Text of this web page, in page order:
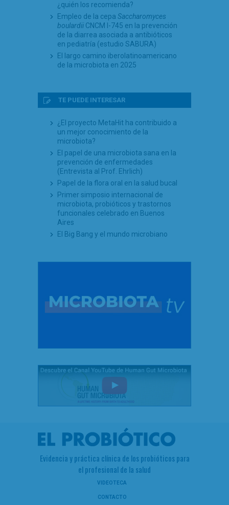
¿quién los recomienda?
Empleo de la cepa Saccharomyces
boulardii CNCM I-745 en la prevención
de la diarrea asociada a antibióticos
en pediatría (estudio SABURA)
El largo camino iberolatinoamericano
de la microbiota en 2025
TE PUEDE INTERESAR
¿El proyecto MetaHit ha contribuido a
un mejor conocimiento de la
microbiota?
El papel de una microbiota sana en la
prevención de enfermedades
(Entrevista al Prof. Ehrlich)
Papel de la flora oral en la salud bucal
Primer simposio internacional de
microbiota, probióticos y trastornos
funcionales celebrado en Buenos
Aires
El Big Bang y el mundo microbiano
Evidencia y práctica clínica de los probióticos para
el profesional de la salud
VIDEOTECA
CONTACTO